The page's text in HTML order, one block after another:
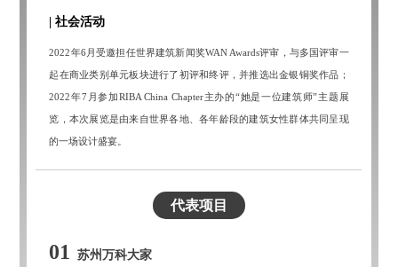
| 社会活动
2022年6月受邀担任世界建筑新闻奖WAN Awards评审，与多国评审一
起在商业类别单元板块进行了初评和终评，并推选出金银铜奖作品；
2022年7月参加RIBA China Chapter主办的“她是一位建筑师”主题展
览，本次展览是由来自世界各地、各年龄段的建筑女性群体共同呈现
的一场设计盛宴。
代表项目
01 苏州万科大家